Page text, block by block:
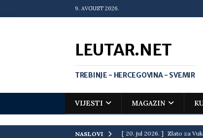
9. AVGUST 2026.
LEUTAR.NET
TREBINJE - HERCEGOVINA - SVEMIR
VIJESTI MAGAZIN
NASLOVI [ 20. jul 2026. ] Zlato za